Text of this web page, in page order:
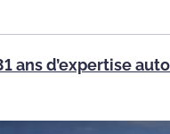
ans d’expertise